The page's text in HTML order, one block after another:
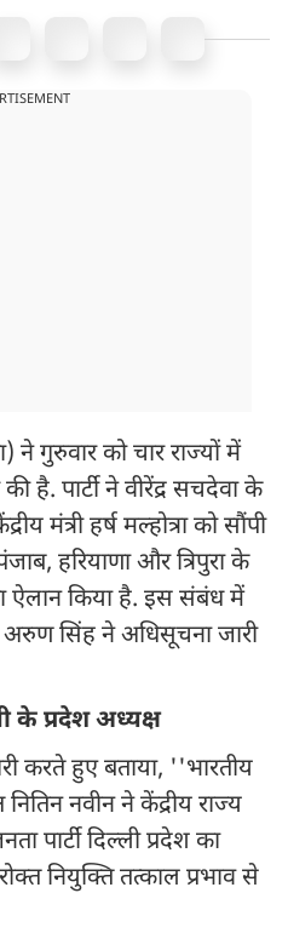
ने गुरुवार को चार राज्यों में
है. पार्टी ने वीरेंद्र सचदेवा के
मंत्री हर्ष मल्होत्रा को सौंपी
हरियाणा और त्रिपुरा के
ऐलान किया है. इस संबंध में
अरुण सिंह ने अधिसूचना जारी
के प्रदेश अध्यक्ष
करते हुए बताया, ''भारतीय
नितिन नवीन ने केंद्रीय राज्य
पार्टी दिल्ली प्रदेश का
नियुक्ति तत्काल प्रभाव से